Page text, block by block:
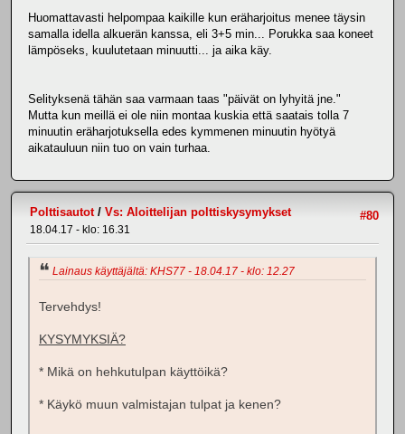
Huomattavasti helpompaa kaikille kun eräharjoitus menee täysin
samalla idella alkuerän kanssa, eli 3+5 min... Porukka saa koneet
lämpöseks, kuulutetaan minuutti... ja aika käy.
Selityksenä tähän saa varmaan taas "päivät on lyhyitä jne."
Mutta kun meillä ei ole niin montaa kuskia että saatais tolla 7
minuutin eräharjotuksella edes kymmenen minuutin hyötyä
aikatauluun niin tuo on vain turhaa.
#80
Polttisautot/ Vs: Aloittelijan polttiskysymykset
18.04.17 - klo: 16.31
Lainaus käyttäjältä: KHS77 - 18.04.17 - klo: 12.27
Tervehdys!
KYSYMYKSIÄ?
* Mikä on hehkutulpan käyttöikä?
* Käykö muun valmistajan tulpat ja kenen?